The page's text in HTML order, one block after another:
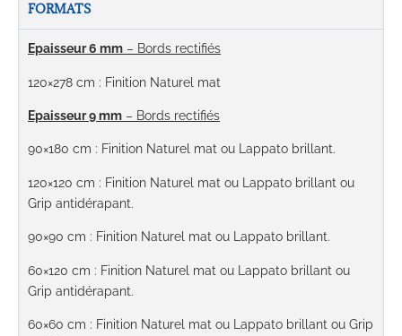
FORMATS
Epaisseur 6 mm – Bords rectifiés
120×278 cm : Finition Naturel mat
Epaisseur 9 mm – Bords rectifiés
90×180 cm : Finition Naturel mat ou Lappato brillant.
120×120 cm : Finition Naturel mat ou Lappato brillant ou
Grip antidérapant.
90×90 cm : Finition Naturel mat ou Lappato brillant.
60×120 cm : Finition Naturel mat ou Lappato brillant ou
Grip antidérapant.
60×60 cm : Finition Naturel mat ou Lappato brillant ou Grip